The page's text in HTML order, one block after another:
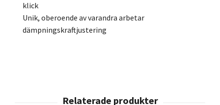
klick
Unik, oberoende av varandra arbetar
dämpningskraftjustering